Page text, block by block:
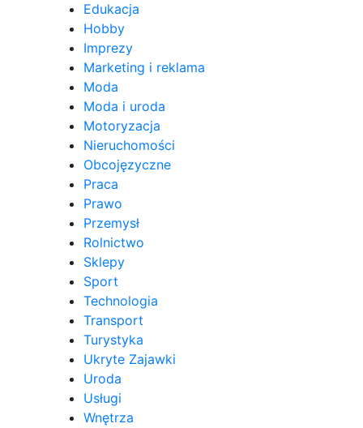
Edukacja
Hobby
Imprezy
Marketing i reklama
Moda
Moda i uroda
Motoryzacja
Nieruchomości
Obcojęzyczne
Praca
Prawo
Przemysł
Rolnictwo
Sklepy
Sport
Technologia
Transport
Turystyka
Ukryte Zajawki
Uroda
Usługi
Wnętrza